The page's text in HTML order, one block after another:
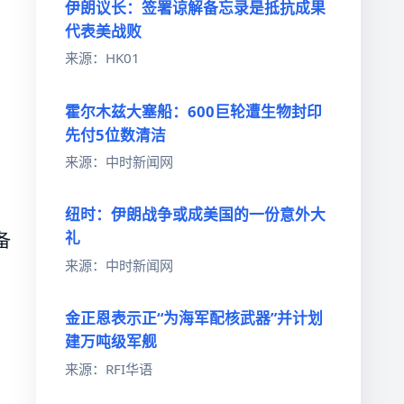
伊朗议长：签署谅解备忘录是抵抗成果
代表美战败
来源：HK01
霍尔木兹大塞船：600巨轮遭生物封印
先付5位数清洁
来源：中时新闻网
纽时：伊朗战争或成美国的一份意外大
礼
来源：中时新闻网
金正恩表示正“为海军配核武器”并计划
建万吨级军舰
来源：RFI华语